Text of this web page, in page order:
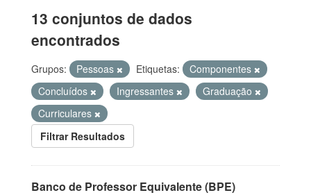
13 conjuntos de dados
encontrados
Grupos: Pessoas Etiquetas:
Componentes
Concluídos
Ingressantes
Graduação
Curriculares
Filtrar Resultados
Banco de Professor Equivalente (BPE)